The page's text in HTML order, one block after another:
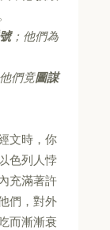
；他們為
們竟圖謀
文時，你
色列人悖
充滿著許
們，對外
而漸漸衰